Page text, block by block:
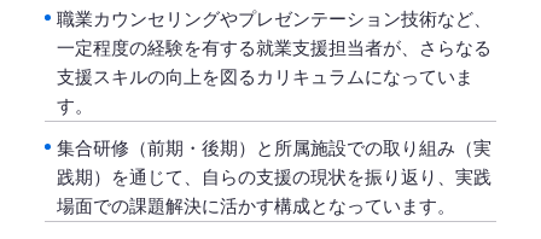
職業カウンセリングやプレゼンテーション技術など、
一定程度の経験を有する就業支援担当者が、さらなる
支援スキルの向上を図るカリキュラムになっていま
す。
集合研修（前期・後期）と所属施設での取り組み（実
践期）を通じて、自らの支援の現状を振り返り、実践
場面での課題解決に活かす構成となっています。